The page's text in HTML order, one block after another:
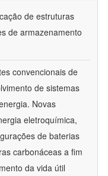
de estruturas
de armazenamento
convencionais de
de sistemas
Novas
eletroquímica,
de baterias
carbonáceas a fim
da vida útil